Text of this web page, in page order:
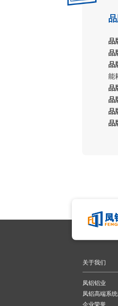
品
品
品
能
品
品
品
品
关于我们
凤铝铝业
凤铝高端系
企业荣誉